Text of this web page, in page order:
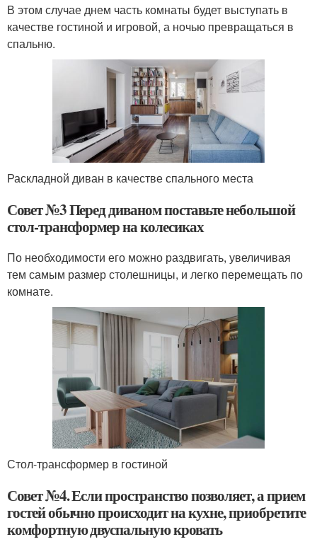
В этом случае днем часть комнаты будет выступать в
качестве гостиной и игровой, а ночью превращаться в
спальню.
Раскладной диван в качестве спального места
Совет №3 Перед диваном поставьте небольшой
стол-трансформер на колесиках
По необходимости его можно раздвигать, увеличивая
тем самым размер столешницы, и легко перемещать по
комнате.
Стол-трансформер в гостиной
Совет №4. Если пространство позволяет, а прием
гостей обычно происходит на кухне, приобретите
комфортную двуспальную кровать